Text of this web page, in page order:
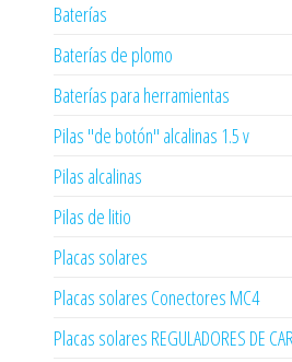
Baterías
Baterías de plomo
Baterías para herramientas
Pilas "de botón" alcalinas 1.5 v
Pilas alcalinas
Pilas de litio
Placas solares
Placas solares Conectores MC4
Placas solares REGULADORES DE